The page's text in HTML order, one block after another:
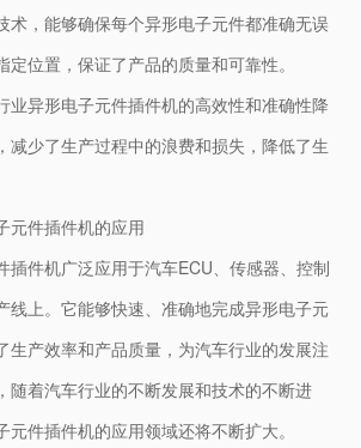
术，能够确保每个异形电子元件都准确无误
位置，保证了产品的质量和可靠性。
业异形电子元件插件机的高效性和准确性降
减少了生产过程中的浪费和损失，降低了生
元件插件机的应用
插件机广泛应用于汽车ECU、传感器、控制
线上。它能够快速、准确地完成异形电子元
生产效率和产品质量，为汽车行业的发展注
随着汽车行业的不断发展和技术的不断进
件插件机的应用领域还将不断扩大。